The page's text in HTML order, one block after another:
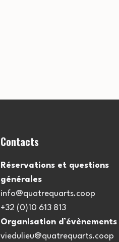
Contacts
Réservations et questions
générales
info@quatrequarts.coop
+32 (0)10 613 813
Organisation d’évènements
viedulieu@quatrequarts.coop